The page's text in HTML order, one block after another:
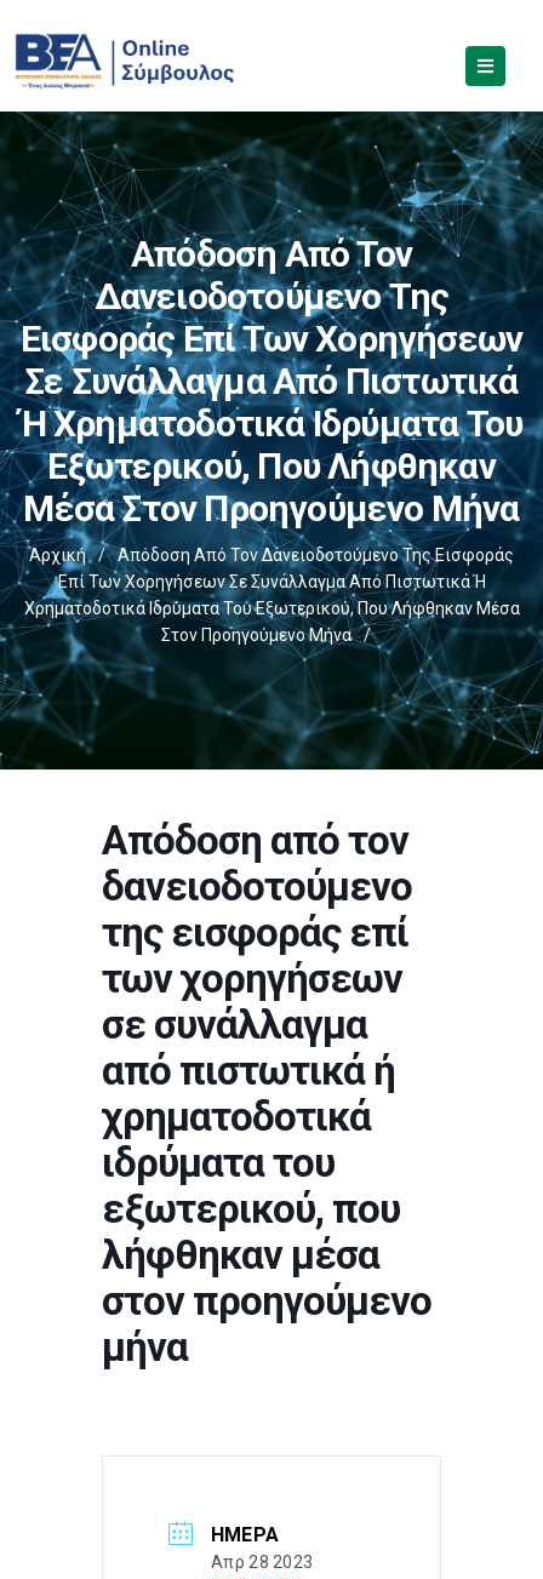
Απόδοση Από Τον
Δανειοδοτούμενο Της
Εισφοράς Επί Των Χορηγήσεων
Σε Συνάλλαγμα Από Πιστωτικά
Ή Χρηματοδοτικά Ιδρύματα Του
Εξωτερικού, Που Λήφθηκαν
Μέσα Στον Προηγούμενο Μήνα
Αρχική /
Απόδοση Από Τον Δανειοδοτούμενο Της Εισφοράς
Επί Των Χορηγήσεων Σε Συνάλλαγμα Από Πιστωτικά Ή
Χρηματοδοτικά Ιδρύματα Του Εξωτερικού, Που Λήφθηκαν Μέσα
Στον Προηγούμενο Μήνα
/
Απόδοση από τον
δανειοδοτούμενο
της εισφοράς επί
των χορηγήσεων
σε συνάλλαγμα
από πιστωτικά ή
χρηματοδοτικά
ιδρύματα του
εξωτερικού, που
λήφθηκαν μέσα
στον προηγούμενο
μήνα
ΗΜΈΡΑ
Απρ 28 2023